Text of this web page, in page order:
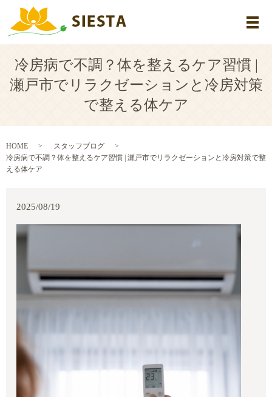
メ
冷房病で不調？体を整えるケア習慣 |
瀬戸市でリラクゼーションと冷房対策
で整える体ケア
HOME
スタッフブログ
冷房病で不調？体を整えるケア習慣 | 瀬戸市でリラクゼーションと冷房対策で整
える体ケア
2025/08/19